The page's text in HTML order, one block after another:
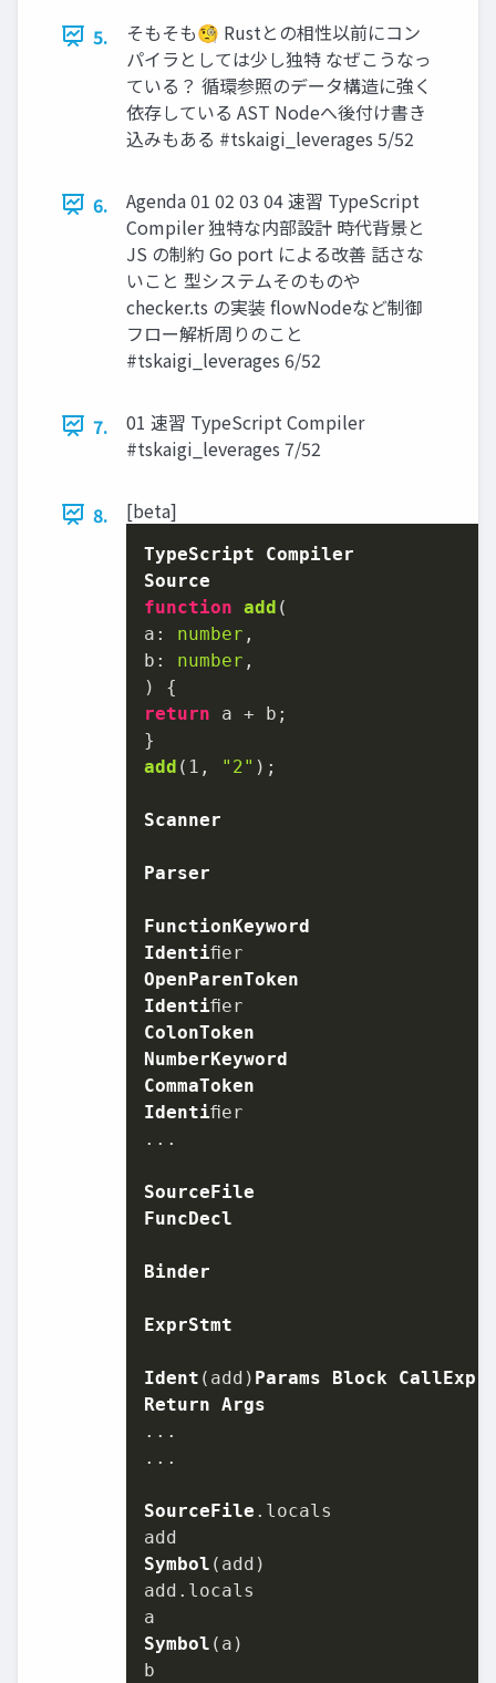
5.
そもそも🧐 Rustとの相性以前にコン
パイラとしては少し独特 なぜこうなっ
ている？ 循環参照のデータ構造に強く
依存している AST Nodeへ後付け書き
込みもある #tskaigi_leverages 5/52
6.
Agenda 01 02 03 04 速習 TypeScript
Compiler 独特な内部設計 時代背景と
JS の制約 Go port による改善 話さな
いこと 型システムそのものや
checker.ts の実装 flowNodeなど制御
フロー解析周りのこと
#tskaigi_leverages 6/52
7.
01 速習 TypeScript Compiler
#tskaigi_leverages 7/52
8. [beta]
TypeScript
Compiler
Source
function add (
a: number ,
b: number
return a + b;
add ( 1 , "2" );
Scanner
Parser
FunctionKeyword
Identi
OpenParenToken
Identi
ColonToken
NumberKeyword
CommaToken
Identiﬁer
...
SourceFile
FuncDecl
Binder
ExprStmt
Ident (add) Params Block
CallExpr
Return Args
...
...
SourceFile . locals
Symbol (add)
add. locals
Symbol (a)